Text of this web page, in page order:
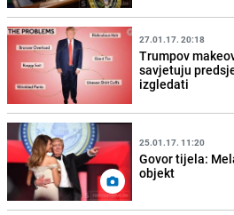
27.01.17. 20:18
Trumpov
savjetuju
izgledati
25.01.17. 11:20
Govor tijela:
objekt